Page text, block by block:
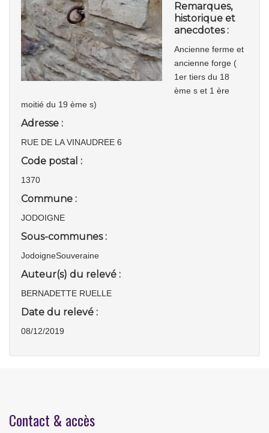
Remarques,
historique et
anecdotes :
Ancienne ferme et
ancienne forge (
1er tiers du 18
ème s et 1 ère
moitié du 19 ème s)
Adresse :
RUE DE LA VINAUDREE 6
Code postal :
1370
Commune :
JODOIGNE
Sous-communes :
JodoigneSouveraine
Auteur(s) du relevé :
BERNADETTE RUELLE
Date du relevé :
08/12/2019
Contact & accès